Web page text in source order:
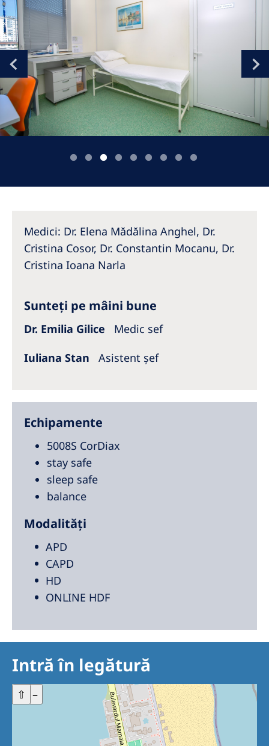
Slovakia
Slovenia
Spain
Sweden
Switzerland
United Kingdom
Asia Pacific
Asia Pacific
Philippines
North America
NephroCare International
Medici: Dr. Elena Mădălina Anghel, Dr.
Cristina Cosor, Dr. Constantin Mocanu, Dr.
Cristina Ioana Narla
Sunteți pe mâini bune
Dr. Emilia Gilice Medic sef
Iuliana Stan Asistent șef
Echipamente
5008S CorDiax
stay safe
sleep safe
balance
Modalități
APD
CAPD
HD
ONLINE HDF
Intră în legătură
+ –
⇧